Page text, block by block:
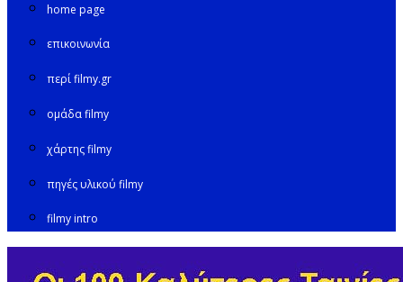
home page
επικοινωνία
περί filmy.gr
ομάδα filmy
χάρτης filmy
πηγές υλικού filmy
filmy intro